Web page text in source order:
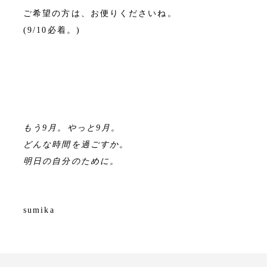
ご希望の方は、お便りくださいね。
(9/10必着。)
もう9月。やっと9月。
どんな時間を過ごすか。
明日の自分のために。
sumika